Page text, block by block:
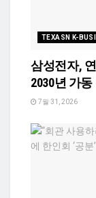
TEXASN K-
삼성전자,
2030년 가
7월 31, 2026